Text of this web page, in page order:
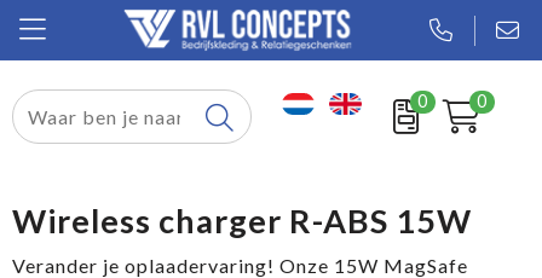
0 0
Relatiegeschenken
Tassen
Wireless charger R-ABS 15W
Verander je oplaadervaring! Onze 15W MagSafe